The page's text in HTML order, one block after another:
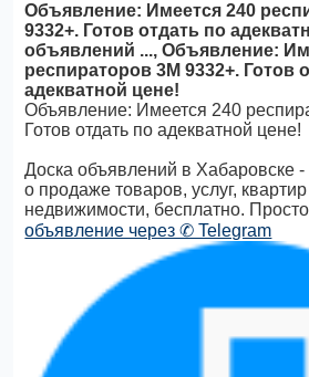
Объявление: Имеется 240
9332+. Готов отдать по
объявлений ..., Объявление:
респираторов 3M 9332+. Готов
адекватной цене!
Объявление: Имеется 240
Готов отдать по адекватной цене!
Доска объявлений в Хабаровске
о продаже товаров, услуг,
недвижимости, бесплатно.
объявление через ✆ Telegram